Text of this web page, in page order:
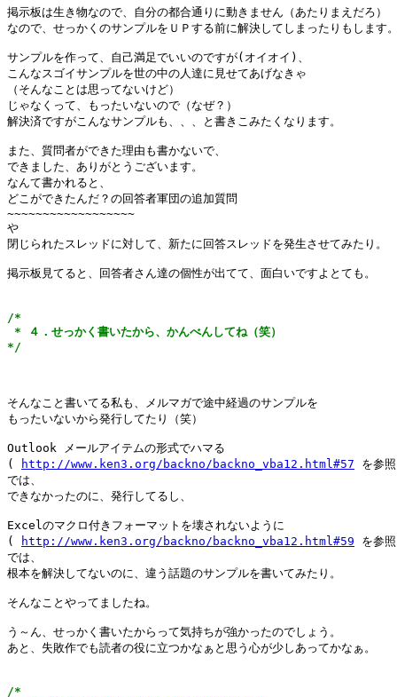
掲示板は生き物なので、自分の都合通りに動きません（あたりまえだろ）
なので、せっかくのサンプルをＵＰする前に解決してしまったりもします
サンプルを作って、自己満足でいいのですが(オイオイ)、
こんなスゴイサンプルを世の中の人達に見せてあげなきゃ
（そんなことは思ってないけど）
じゃなくって、もったいないので（なぜ？）
解決済ですがこんなサンプルも、、、と書きこみたくなります。
また、質問者ができた理由も書かないで、
できました、ありがとうございます。
なんて書かれると、
どこができたんだ？の回答者軍団の追加質問
~~~~~~~~~~~~~~~~~~
や
閉じられたスレッドに対して、新たに回答スレッドを発生させてみたり。
掲示板見てると、回答者さん達の個性が出てて、面白いですよとても。
/*
* ４．せっかく書いたから、かんべんしてね（笑）
*/
そんなこと書いてる私も、メルマガで途中経過のサンプルを
もったいないから発行してたり（笑）
Outlook メールアイテムの形式でハマる
(
http://www.ken3.org/backno/backno_vba12.html#57 を参
では、
できなかったのに、発行してるし、
Excelのマクロ付きフォーマットを壊されないように
(
http://www.ken3.org/backno/backno_vba12.html#59 を参
では、
根本を解決してないのに、違う話題のサンプルを書いてみたり。
そんなことやってましたね。
う～ん、せっかく書いたからって気持ちが強かったのでしょう。
あと、失敗作でも読者の役に立つかなぁと思う心が少しあってかなぁ。
/*